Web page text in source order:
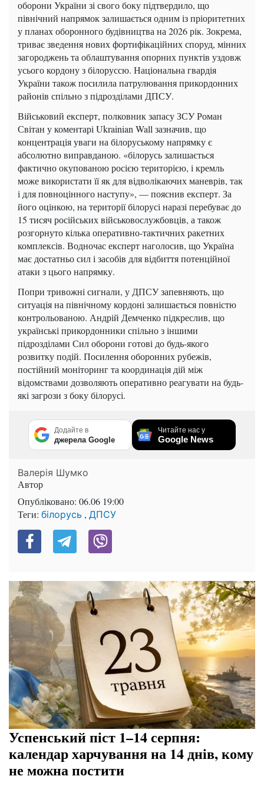
оборони України зі свого боку підтвердило, що
північний напрямок залишається одним із пріоритетних
у планах оборонного будівництва на 2026 рік. Зокрема,
триває зведення нових фортифікаційних споруд, мінних
загороджень та облаштування опорних пунктів уздовж
усього кордону з білоруссю. Національна гвардія
України також посилила патрулювання прикордонних
районів спільно з підрозділами ДПСУ.
Військовий експерт, полковник запасу ЗСУ Роман
Світан у коментарі Ukrainian Wall зазначив, що
концентрація уваги на білоруському напрямку є
абсолютно виправданою. «білорусь залишається
фактично окупованою росією територією, і кремль
може використати її як для відволікаючих маневрів, так
і для повноцінного наступу», — пояснив експерт. За
його оцінкою, на території білорусі наразі перебуває до
15 тисяч російських військовослужбовців, а також
розгорнуто кілька оперативно-тактичних ракетних
комплексів. Водночас експерт наголосив, що Україна
має достатньо сил і засобів для відбиття потенційної
атаки з цього напрямку.
Попри тривожні сигнали, у ДПСУ запевняють, що
ситуація на північному кордоні залишається повністю
контрольованою. Андрій Демченко підкреслив, що
українські прикордонники спільно з іншими
підрозділами Сил оборони готові до будь-якого
розвитку подій. Посилення оборонних рубежів,
постійний моніторинг та координація дій між
відомствами дозволяють оперативно реагувати на будь-
які загрози з боку білорусі.
Додайте в
джерела Google
Читайте нас у
Google News
Валерія Шумко
Автор
Опубліковано: 06.06 19:00
Теги: білорусь , ДПСУ
Успенський піст 1–14 серпня:
календар харчування на 14 днів, кому
не можна постити